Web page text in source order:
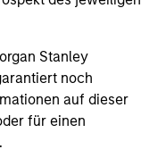
Stanley
noch
auf dieser
für einen
Outlook
is
private
and
by